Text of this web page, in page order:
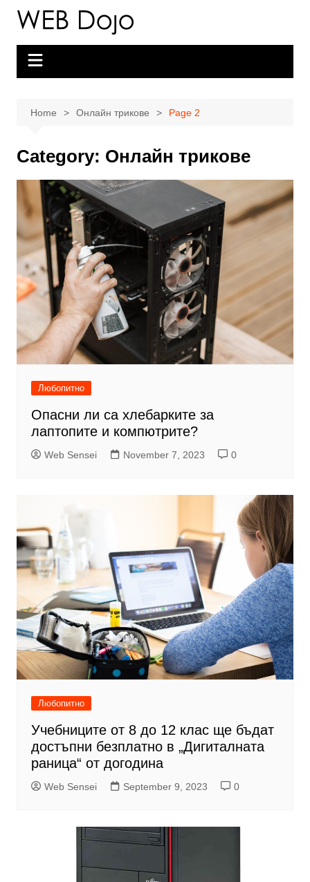
Skip
content
Home Онлайн трикове Page 2
Category: Онлайн трикове
Любопитно
Опасни ли са хлебарките за
лаптопите и компютрите?
Web Sensei November 7, 2023 0
Любопитно
Учебниците от 8 до 12 клас ще бъдат
достъпни безплатно в „Дигиталната
раница“ от догодина
Web Sensei September 9, 2023 0